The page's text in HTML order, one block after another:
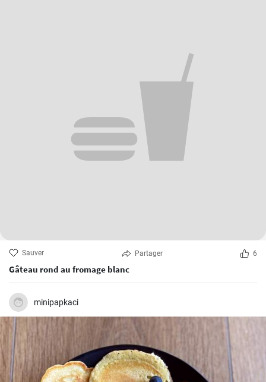
Sauver Partager 6
Gâteau rond au fromage blanc
minipapkaci